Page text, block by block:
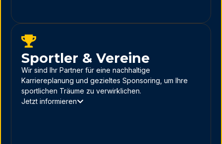
Sportler & Vereine
Wir sind Ihr Partner für eine nachhaltige
Karriereplanung und gezieltes Sponsoring, um Ihre
sportlichen Träume zu verwirklichen.
Jetzt informieren